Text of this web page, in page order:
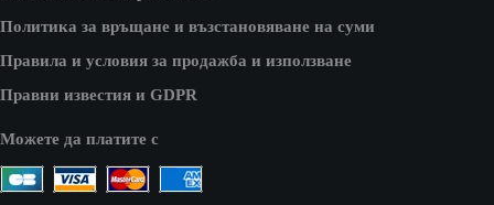
Политика за връщане и възстановяване на суми
Правила и условия за продажба и използване
Правни известия и GDPR
Можете да платите с